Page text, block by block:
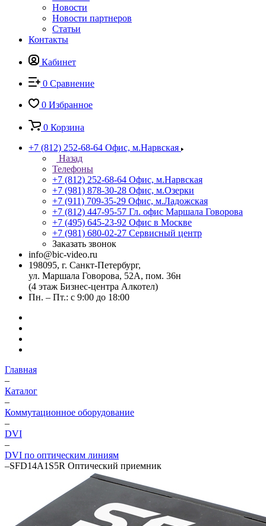
Новости
Новости партнеров
Статьи
Контакты
Кабинет
0 Сравнение
0 Избранное
0 Корзина
+7 (812) 252-68-64 Офис, м.Нарвская
Назад
Телефоны
+7 (812) 252-68-64 Офис, м.Нарвская
+7 (981) 878-30-28 Офис, м.Озерки
+7 (911) 709-35-29 Офис, м.Ладожская
+7 (812) 447-95-57 Гл. офис Маршала Говорова
+7 (495) 645-23-92 Офис в Москве
+7 (981) 680-02-27 Сервисный центр
Заказать звонок
info@bic-video.ru
198095, г. Санкт-Петербург,
ул. Маршала Говорова, 52А, пом. 36н
(4 этаж Бизнес-центра Алкотел)
Пн. – Пт.: с 9:00 до 18:00
Главная
–
Каталог
–
Коммутационное оборудование
–
DVI
–
DVI по оптическим линиям
–SFD14A1S5R Оптический приемник